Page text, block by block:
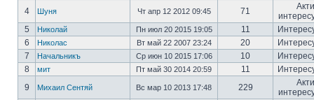
4
Шуня Чт апр 12 2012 09:45 71
5
Николай Пн июл 20 2015 19:05 11
6
Николас Вт май 22 2007 23:24 20
7
Начальникъ Ср июн 10 2015 17:06 10
8
мит Пт май 30 2014 20:59 11
9
Михаил Сентяй Вс мар 10 2013 17:48 229